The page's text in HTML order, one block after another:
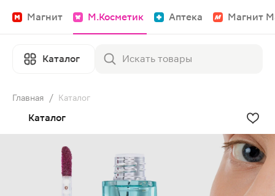
Магнит М.Косметик Аптека Магнит
Каталог
Главная / Каталог
Каталог